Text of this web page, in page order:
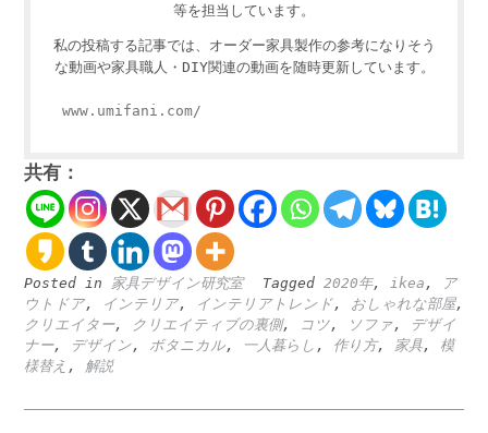
等を担当しています。
私の投稿する記事では、オーダー家具製作の参考になりそう
な動画や家具職人・DIY関連の動画を随時更新しています。
www.umifani.com/
共有：
Posted in 家具デザイン研究室 Tagged 2020年, ikea ,
ア
ウトドア, インテリア, インテリアトレンド, おしゃれな部屋,
クリエイター, クリエイティブの裏側, コツ, ソファ,
デザイ
ナー, デザイン, ボタニカル, 一人暮らし , 作り方, 家具, 模
様替え , 解説